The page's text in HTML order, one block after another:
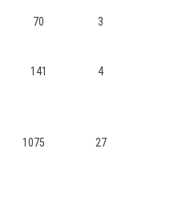
70 3
141 4
1075 27